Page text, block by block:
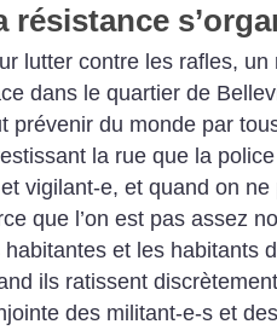
résistance
lutter contre les rafles, un
dans le quartier de
prévenir du monde par
la rue que la
vigilant-e, et quand on ne
que l’on est pas assez
habitantes et les habitants
ils ratissent
des militant-e-s et